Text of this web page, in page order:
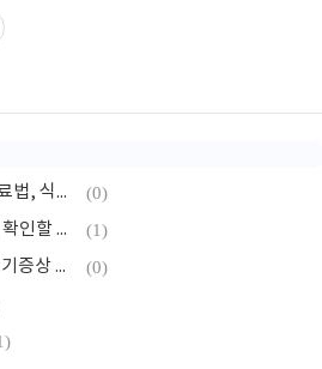
당뇨 완치 가능성 - 최신 치료법, 식단, 운동 (0)
당뇨인지 아닌지 헷갈릴 때 확인할 증상들 (1)
피로감? 체중감소? 당뇨 초기증상 구별 (0)